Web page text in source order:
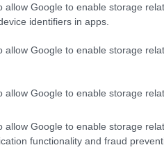
allow Google to enable storage
identifiers in apps.
allow Google to enable storage
allow Google to enable storage
allow Google to enable storage
functionality and fraud
επίσης με τον Γενικό
σύμφωνα με την
πλήγμα στην